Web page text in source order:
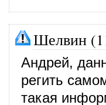
Шелвин
Андрей,
регить
такая